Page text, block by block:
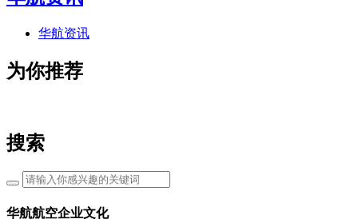
华航资讯
为你推荐
搜索
华航航空企业文化